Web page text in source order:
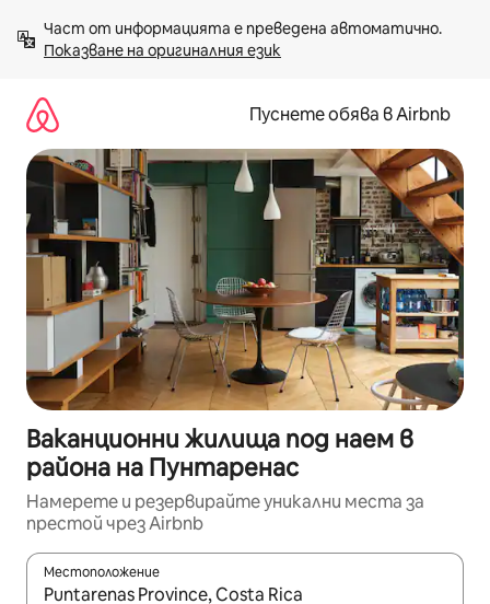
към
съдържанието
Показване на оригиналния език
Пуснете обява в Airbnb
Ваканционни жилища под наем в
района на Пунтаренас
Намерете и резервирайте уникални места за
престой чрез Airbnb
Местоположение
Когато резултатите се покажат, използвайте